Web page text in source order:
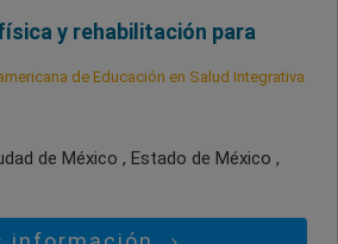
y rehabilitación para
de Educación en Salud Integrativa
de México , Estado de México ,